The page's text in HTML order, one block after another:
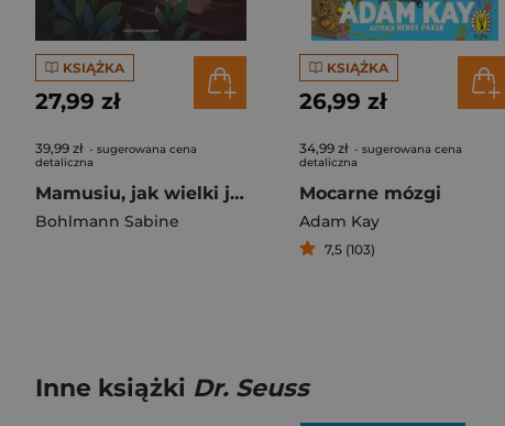
KSIĄŻKA
27,99 zł
39,99 zł - sugerowana cena
detaliczna
Mamusiu, jak wielki jest świat?
Bohlmann Sabine
KSIĄŻKA
26,99 zł
34,99 zł - sugerowana cena
detaliczna
Mocarne mózgi
Adam Kay
7,5 (103)
Inne książki Dr. Seuss